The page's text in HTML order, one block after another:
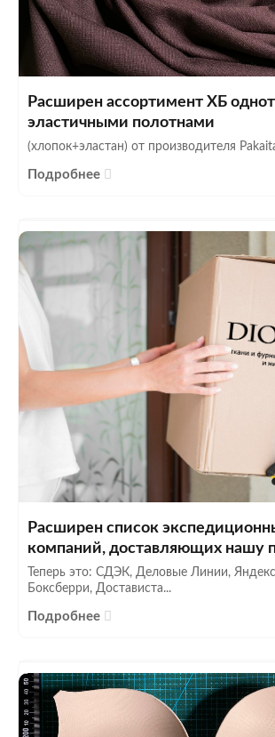
Расширен ассортимент ХБ
эластичными полотнами
(хлопок+эластан) от производителя
Подробнее
Расширен список
компаний, доставляющих нашу
Теперь это: СДЭК, Деловые Линии,
Боксберри, Достависта...
Подробнее